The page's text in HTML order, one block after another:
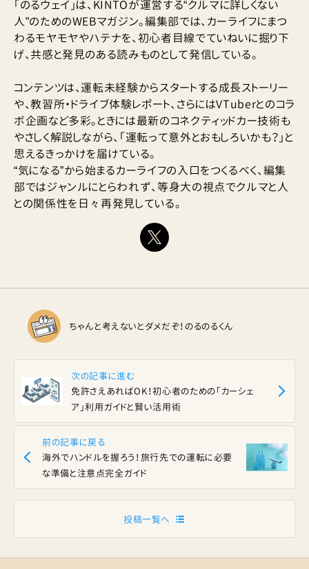
「のるウェイ」は、KINTOが運営する“クルマに詳しくない
人”のためのWEBマガジン。編集部では、カーライフにまつ
わるモヤモヤやハテナを、初心者目線でていねいに掘り下
げ、共感と発見のある読みものとして発信している。
コンテンツは、運転未経験からスタートする成長ストーリー
や、教習所・ドライブ体験レポート、さらにはVTuberとのコラ
ボ企画など多彩。ときには最新のコネクティッドカー技術も
やさしく解説しながら、「運転って意外とおもしろいかも？」と
思えるきっかけを届けている。
“気になる”から始まるカーライフの入口をつくるべく、編集
部ではジャンルにとらわれず、等身大の視点でクルマと人
との関係性を日々再発見している。
ちゃんと考えないとダメだぞ！のるのるくん
前の記事に戻る
海外でハンドルを握ろう！旅行先での運転に必要
な準備と注意点完全ガイド
次の記事に進む
免許さえあればOK！初心者のための「カーシェ
ア」利用ガイドと賢い活用術
投稿一覧へ